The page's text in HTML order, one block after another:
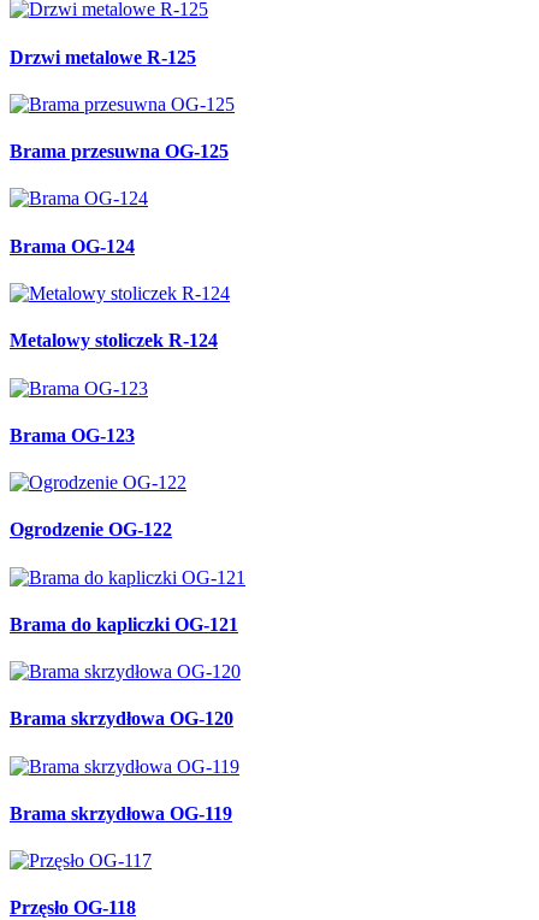
Drzwi metalowe R-125
Brama przesuwna OG-125
Brama OG-124
Metalowy stoliczek R-124
Brama OG-123
Ogrodzenie OG-122
Brama do kapliczki OG-121
Brama skrzydłowa OG-120
Brama skrzydłowa OG-119
Przęsło OG-118